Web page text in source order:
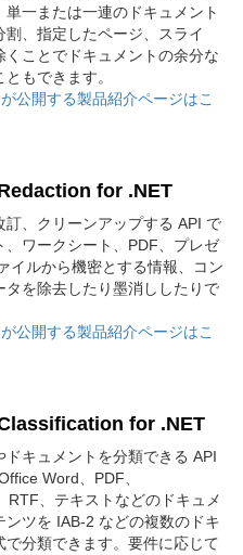
一または一連のドキュメント
割、指定したページ、スライ
くことでドキュメントの余分な
もできます。
公開する製品紹介ページはこ
for .NET
訂、クリーンアップする API で
、ワークシート、PDF、プレゼ
イルから機密とする情報、コン
タを除去したり墨消ししたりで
公開する製品紹介ページはこ
for .NET
ドキュメントを分類できる API
Word、PDF、
RTF、テキストなどのドキュメ
ンツを IAB-2 などの複数のドキ
で分類できます。要件に応じて